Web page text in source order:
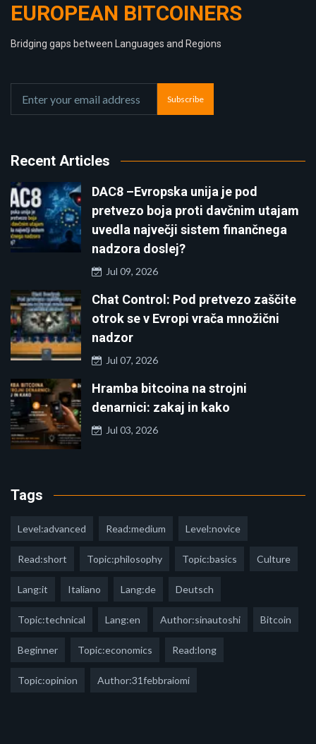
EUROPEAN BITCOINERS
Bridging gaps between Languages and Regions
Subscribe
Recent Articles
DAC8 –Evropska unija je pod
pretvezo boja proti davčnim utajam
uvedla največji sistem finančnega
nadzora doslej?
Jul 09, 2026
Chat Control: Pod pretvezo zaščite
otrok se v Evropi vrača množični
nadzor
Jul 07, 2026
Hramba bitcoina na strojni
denarnici: zakaj in kako
Jul 03, 2026
Tags
Level:advanced Read:medium Level:novice
Read:short Topic:philosophy Topic:basics Culture
Lang:it Italiano Lang:de Deutsch
Topic:technical Lang:en Author:sinautoshi Bitcoin
Beginner Topic:economics Read:long
Topic:opinion Author:31febbraiomi